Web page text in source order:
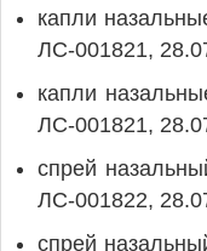
капли
ЛС-001821,
капли
ЛС-001821,
спрей
ЛС-001822,
спрей